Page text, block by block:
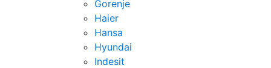
Gorenje
Haier
Hansa
Hyundai
Indesit